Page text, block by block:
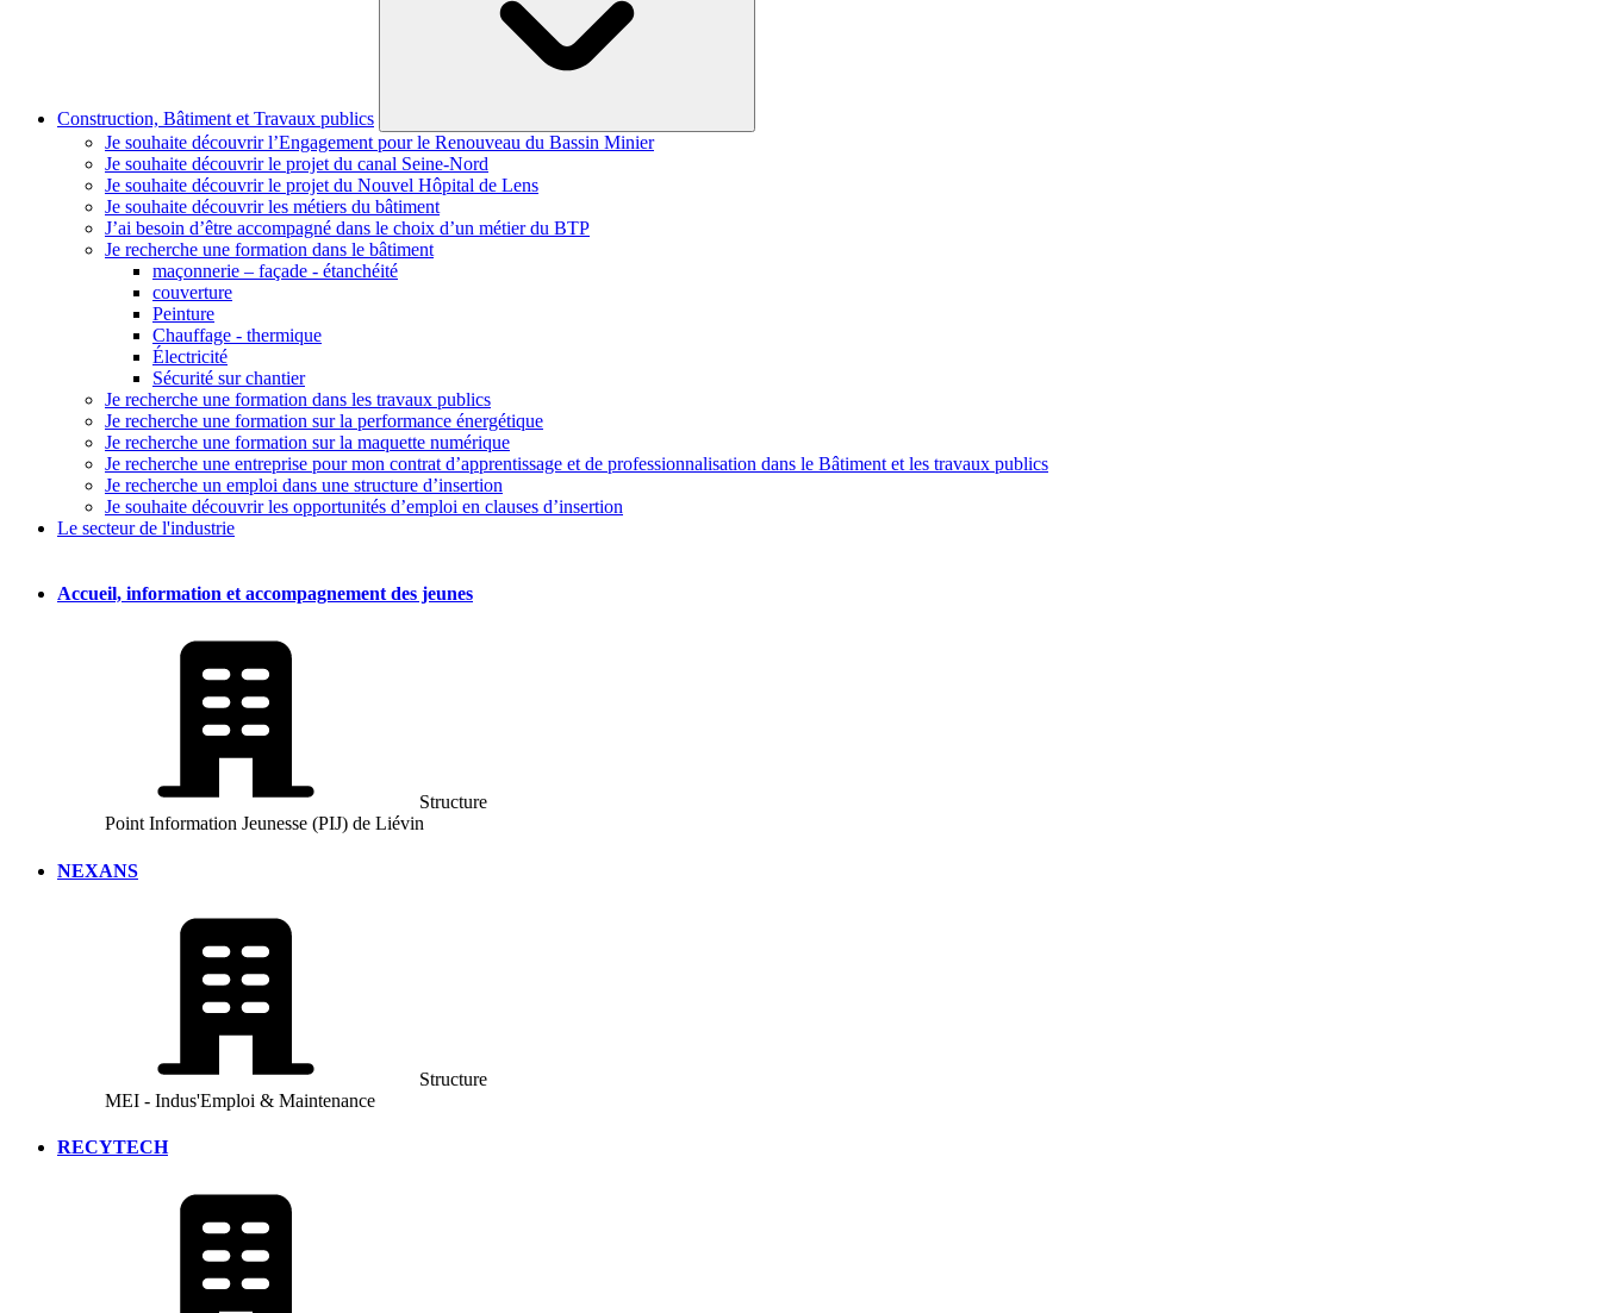
Construction, Bâtiment et Travaux publics
Je souhaite découvrir l’Engagement pour le Renouveau du Bassin Minier
Je souhaite découvrir le projet du canal Seine-Nord
Je souhaite découvrir le projet du Nouvel Hôpital de Lens
Je souhaite découvrir les métiers du bâtiment
J’ai besoin d’être accompagné dans le choix d’un métier du BTP
Je recherche une formation dans le bâtiment
maçonnerie – façade - étanchéité
couverture
Peinture
Chauffage - thermique
Électricité
Sécurité sur chantier
Je recherche une formation dans les travaux publics
Je recherche une formation sur la performance énergétique
Je recherche une formation sur la maquette numérique
Je recherche une entreprise pour mon contrat d’apprentissage et de professionnalisation dans le Bâtiment et les travaux publics
Je recherche un emploi dans une structure d’insertion
Je souhaite découvrir les opportunités d’emploi en clauses d’insertion
Le secteur de l'industrie
Accueil, information et accompagnement des jeunes
Structure
Point Information Jeunesse (PIJ) de Liévin
NEXANS
Structure
MEI - Indus'Emploi & Maintenance
RECYTECH